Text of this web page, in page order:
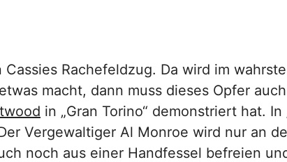
Rachefeldzug. Da wird im
macht, dann muss dieses Opfer
in „Gran Torino“ demonstriert hat. In
Vergewaltiger Al Monroe wird nur an
noch aus einer Handfessel befreien